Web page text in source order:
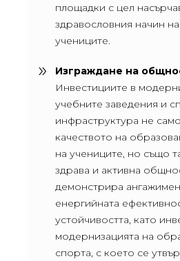
площадки с цел
здравословния начин
учениците.
Изграждане на
Инвестициите в
учебните заведения и
инфраструктура не
качеството на
на учениците, но също
здрава и активна
демонстрира
енергийната
устойчивостта, като
модернизацията на
спорта, с което се